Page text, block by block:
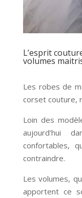
L’esprit
volumes
Les robes de
corset couture,
Loin des
aujourd’hui
confortables,
contraindre.
Les volumes,
apportent ce